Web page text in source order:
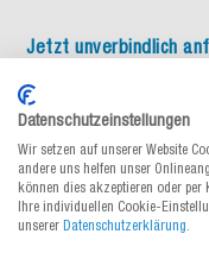
Jetzt unverbindlich
Jetzt
Wenn es um den
Kommissionierung
Datenschutzeinstellungen
Wir setzen auf unserer Website
andere uns helfen unser
können dies akzeptieren oder
Ihre individuellen Cookie-
unserer Datenschutzerklärung